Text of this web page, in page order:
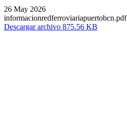
26 May 2026
informacionredferroviariapuertobcn.pdf
Descargar archivo 875.56 KB